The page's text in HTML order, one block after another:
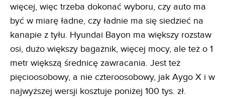
więcej, więc trzeba dokonać wyboru, czy auto ma
być w miarę ładne, czy ładnie ma się siedzieć na
kanapie z tyłu. Hyundai Bayon ma większy rozstaw
osi, dużo większy bagażnik, więcej mocy, ale też o 1
metr większą średnicę zawracania. Jest też
pięcioosobowy, a nie czteroosobowy, jak Aygo X i w
najwyższej wersji kosztuje poniżej 100 tys. zł.